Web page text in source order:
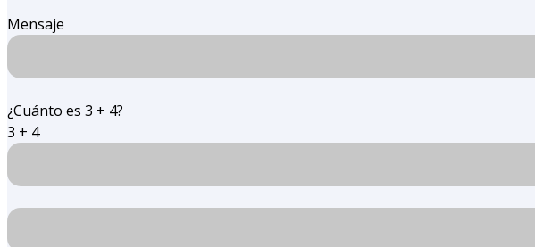
Mensaje
¿Cuánto es 3 + 4?
3 + 4